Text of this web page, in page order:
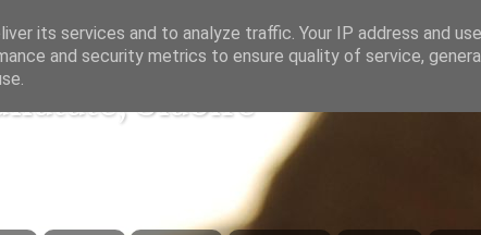
Slabire
its services and to analyze traffic. Your IP address and
and security metrics to ensure quality of service,